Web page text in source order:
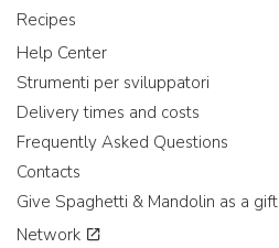
Recipes
Help Center
Strumenti per sviluppatori
Delivery times and costs
Frequently Asked Questions
Contacts
Give Spaghetti & Mandolin as a gift
Network